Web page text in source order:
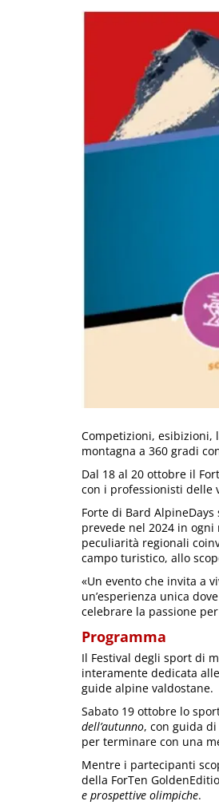
Competizioni, esibizioni,
montagna a 360 gradi
Dal 18 al 20 ottobre il
con i professionisti delle
Forte di Bard
prevede nel 2024 in
peculiarità regionali
campo turistico, allo
«Un evento che invita a
un’esperienza unica
celebrare la passione
Programma
Il Festival degli sport di
interamente dedicata
guide alpine valdostane.
Sabato 19 ottobre lo
dell’autunno, con guida
per terminare con una
Mentre i partecipanti
della ForTen
e prospettive olimpiche.